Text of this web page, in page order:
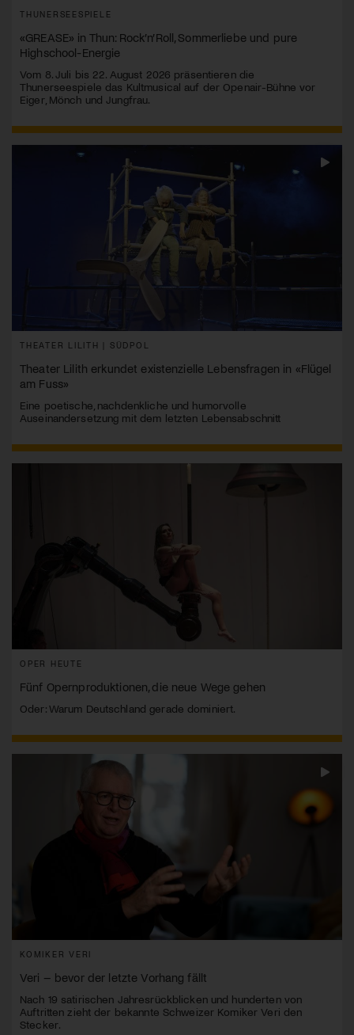
THUNERSEESPIELE
«GREASE» in Thun: Rock’n’Roll, Sommerliebe und pure
Highschool-Energie
Vom 8. Juli bis 22. August 2026 präsentieren die
Thunerseespiele das Kultmusical auf der Openair-Bühne vor
Eiger, Mönch und Jungfrau.
THEATER LILITH | SÜDPOL
Theater Lilith erkundet existenzielle Lebensfragen in «Flügel
am Fuss»
Eine poetische, nachdenkliche und humorvolle
Auseinandersetzung mit dem letzten Lebensabschnitt
OPER HEUTE
Fünf Opernproduktionen, die neue Wege gehen
Oder: Warum Deutschland gerade dominiert.
KOMIKER VERI
Veri – bevor der letzte Vorhang fällt
Nach 19 satirischen Jahresrückblicken und hunderten von
Auftritten zieht der bekannte Schweizer Komiker Veri den
Stecker.